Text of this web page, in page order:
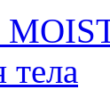
тела